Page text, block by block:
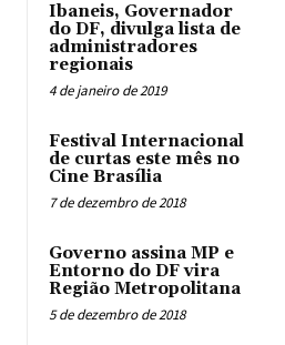
Ibaneis, Governador
do DF, divulga lista de
administradores
regionais
4 de janeiro de 2019
Festival Internacional
de curtas este mês no
Cine Brasília
7 de dezembro de 2018
Governo assina MP e
Entorno do DF vira
Região Metropolitana
5 de dezembro de 2018